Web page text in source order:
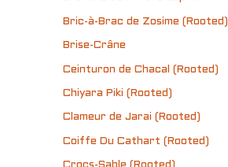
Bric-à-Brac de Zosime (Rooted)
Brise-Crâne
Ceinturon de Chacal (Rooted)
Chiyara Piki (Rooted)
Clameur de Jarai (Rooted)
Coiffe Du Cathart (Rooted)